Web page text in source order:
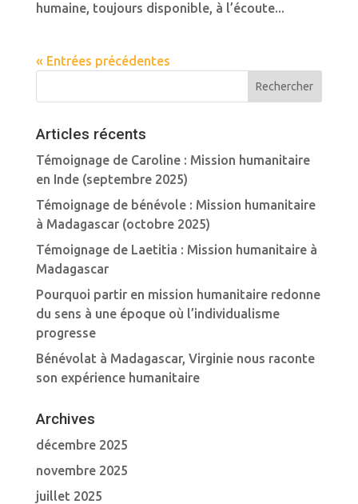
humaine, toujours disponible, à l’écoute...
« Entrées précédentes
Articles récents
Témoignage de Caroline : Mission humanitaire
en Inde (septembre 2025)
Témoignage de bénévole : Mission humanitaire
à Madagascar (octobre 2025)
Témoignage de Laetitia : Mission humanitaire à
Madagascar
Pourquoi partir en mission humanitaire redonne
du sens à une époque où l’individualisme
progresse
Bénévolat à Madagascar, Virginie nous raconte
son expérience humanitaire
Archives
décembre 2025
novembre 2025
juillet 2025